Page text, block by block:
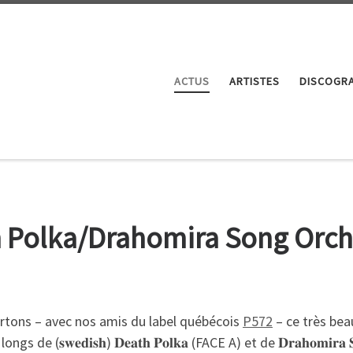
ACTUS ARTISTES
Drahomira Song
– avec nos amis du label québécois P572 – ce très
de (𝐬𝐰𝐞𝐝𝐢𝐬𝐡) 𝐃𝐞𝐚𝐭𝐡 𝐏𝐨𝐥𝐤𝐚 (FACE A) et de 𝐃𝐫𝐚𝐡𝐨𝐦𝐢𝐫𝐚